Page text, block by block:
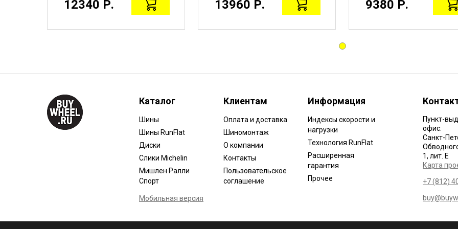
12340 Р. 13960 Р. 9380 Р.
Каталог
Шины
Шины RunFlat
Диски
Слики Michelin
Мишлен Ралли
Спорт
Мобильная версия
Клиентам
Оплата и доставка
Шиномонтаж
О компании
Контакты
Пользовательское
соглашение
Информация
Индексы скорости и
нагрузки
Технология RunFlat
Расширенная
гарантия
Прочее
Пункт-
офис:
Санкт-
1, лит. Е
Карта
+7 (812)